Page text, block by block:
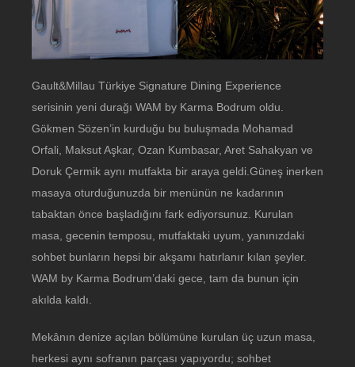
Gault&Millau Türkiye Signature Dining Experience
serisinin yeni durağı WAM by Karma Bodrum oldu.
Gökmen Sözen’in kurduğu bu buluşmada Mohamad
Orfali, Maksut Aşkar, Ozan Kumbasar, Aret Sahakyan ve
Doruk Çermik aynı mutfakta bir araya geldi.Güneş inerken
masaya oturduğunuzda bir menünün ne kadarının
tabaktan önce başladığını fark ediyorsunuz. Kurulan
masa, gecenin temposu, mutfaktaki uyum, yanınızdaki
sohbet bunların hepsi bir akşamı hatırlanır kılan şeyler.
WAM by Karma Bodrum’daki gece, tam da bunun için
akılda kaldı.
Mekânın denize açılan bölümüne kurulan üç uzun masa,
herkesi aynı sofranın parçası yapıyordu; sohbet